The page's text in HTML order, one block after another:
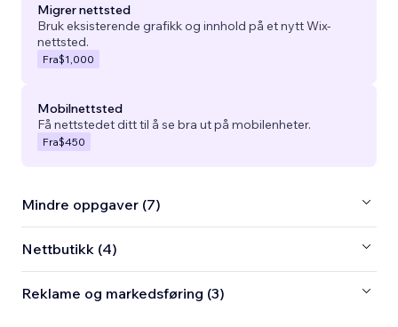
Migrer nettsted
Bruk eksisterende grafikk og innhold på et nytt Wix-
nettsted.
Fra$1,000
Mobilnettsted
Få nettstedet ditt til å se bra ut på mobilenheter.
Fra$450
Mindre oppgaver (7)
Nettbutikk (4)
Reklame og markedsføring (3)